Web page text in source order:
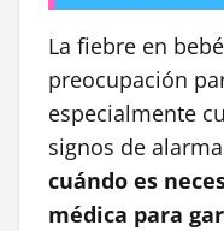
La fiebre en
preocupación
especialmente
signos de
cuándo es
médica para